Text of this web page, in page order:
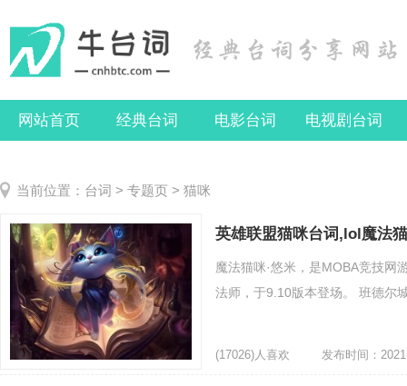
网站首页 经典台词 电影台词 电视剧台词
当前位置： 台词 > 专题页 > 猫咪
英雄联盟猫咪台词,lol魔法
魔法猫咪·悠米，是MOBA竞技网
法师，于9.10版本登场。 班德尔
(17026)人喜欢 发布时间：